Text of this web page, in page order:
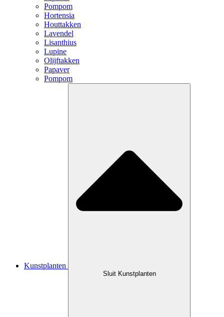
Pompom
Hortensia
Houttakken
Lavendel
Lisanthius
Lupine
Olijftakken
Papaver
Pompom
Kunstplanten
Sluit Kunstplanten